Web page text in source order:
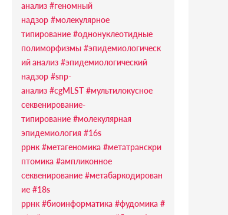
анализ #геномный
надзор #молекулярное
типирование #однонуклеотидные
полиморфизмы #эпидемиологическ
ий анализ #эпидемиологический
надзор #snp-
анализ #cgMLST #мультилокусное
секвенирование-
типирование #молекулярная
эпидемиология #16s
ррнк #метагеномика #метатранскри
птомика #ампликонное
секвенирование #метабаркодирован
ие #18s
ррнк #биоинформатика #фудомика #